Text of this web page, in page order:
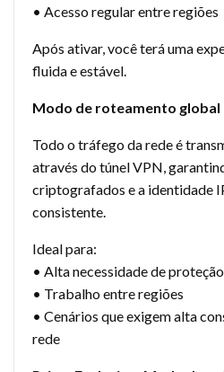
• Acesso regular entre regiões
Após ativar, você terá uma
fluida e estável.
Modo de roteamento global
Todo o tráfego da rede é
através do túnel VPN,
criptografados e a identidade
consistente.
Ideal para:
• Alta necessidade de
• Trabalho entre regiões
• Cenários que exigem alta
rede